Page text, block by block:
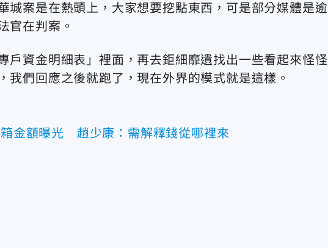
城案是在熱頭上，大家想要挖點東西，可是部分媒體是逾
官在判案。
戶資金明細表」裡面，再去鉅細靡遺找出一些看起來怪怪
我們回應之後就跑了，現在外界的模式就是這樣。
箱金額曝光 趙少康：需解釋錢從哪裡來